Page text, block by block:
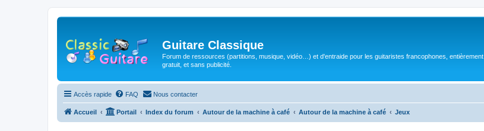
Guitare Classique
Forum de ressources (partitions, musique, vidéo…) et d'entraide pour les guitaristes francophones, entièrement
gratuit, et sans publicité.
Accès rapide FAQ Nous contacter
Accueil Portail Index du forum Autour de la machine à café Autour de la machine à café Jeux